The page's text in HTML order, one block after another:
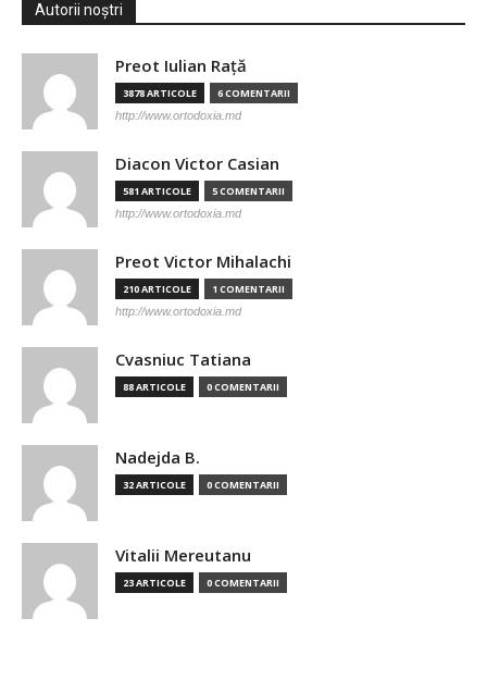
Autorii noștri
Preot Iulian Raţă
3878 ARTICOLE 6 COMENTARII
http://www.ortodoxia.md
Diacon Victor Casian
581 ARTICOLE 5 COMENTARII
http://www.ortodoxia.md
Preot Victor Mihalachi
210 ARTICOLE 1 COMENTARII
http://www.ortodoxia.md
Cvasniuc Tatiana
88 ARTICOLE 0 COMENTARII
Nadejda B.
32 ARTICOLE 0 COMENTARII
Vitalii Mereutanu
23 ARTICOLE 0 COMENTARII